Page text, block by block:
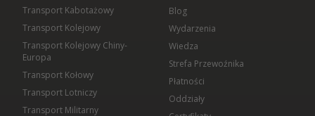
Transport Kabotażowy
Transport Kolejowy
Transport Kolejowy Chiny-
Europa
Transport Kołowy
Transport Lotniczy
Transport Militarny
Blog
Wydarzenia
Wiedza
Strefa Przewoźnika
Płatności
Oddziały